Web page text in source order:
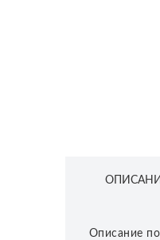
Описание